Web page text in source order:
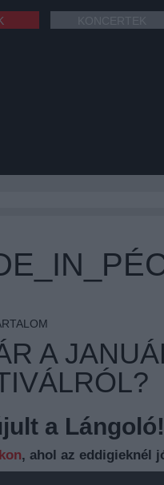
A
a Lángoló!
, ahol az eddigieknél